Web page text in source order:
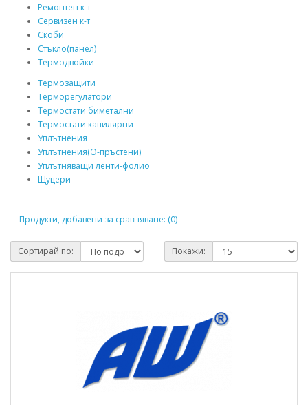
Ремонтен к-т
Сервизен к-т
Скоби
Стъкло(панел)
Термодвойки
Термозащити
Терморегулатори
Термостати биметални
Термостати капилярни
Уплътнения
Уплътнения(О-пръстени)
Уплътняващи ленти-фолио
Щуцери
Продукти, добавени за сравняване: (0)
Сортирай по: Покажи: